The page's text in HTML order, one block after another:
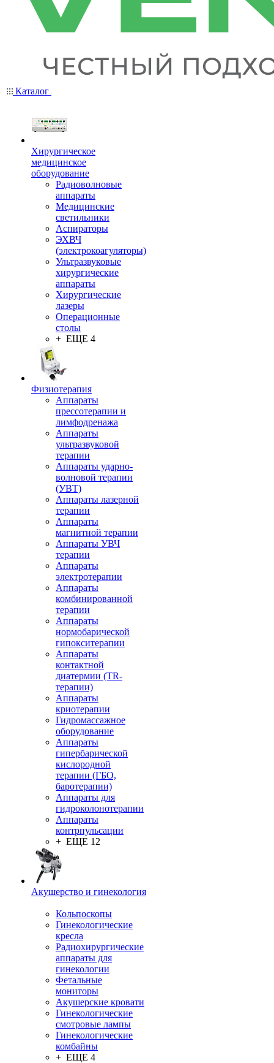
Каталог
Хирургическое
медицинское
оборудование
Радиоволновые
аппараты
Медицинские
светильники
Аспираторы
ЭХВЧ
(электрокоагуляторы)
Ультразвуковые
хирургические
аппараты
Хирургические
лазеры
Операционные
столы
+ ЕЩЕ 4
Физиотерапия
Аппараты
прессотерапии и
лимфодренажа
Аппараты
ультразвуковой
терапии
Аппараты ударно-
волновой терапии
(УВТ)
Аппараты лазерной
терапии
Аппараты
магнитной терапии
Аппараты УВЧ
терапии
Аппараты
электротерапии
Аппараты
комбинированной
терапии
Аппараты
нормобарической
гипокситерапии
Аппараты
контактной
диатермии (TR-
терапии)
Аппараты
криотерапии
Гидромассажное
оборудование
Аппараты
гипербарической
кислородной
терапии (ГБО,
баротерапии)
Аппараты для
гидроколонотерапии
Аппараты
контрпульсации
+ ЕЩЕ 12
Акушерство и гинекология
Кольпоскопы
Гинекологические
кресла
Радиохирургические
аппараты для
гинекологии
Фетальные
мониторы
Акушерские кровати
Гинекологические
смотровые лампы
Гинекологические
комбайны
+ ЕЩЕ 4